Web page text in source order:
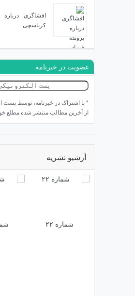
افشاگری
کرباسچی
عضویت در خبرنامه
* با اشتراک در خبرنامه، توسط پست
از آخرین مطالب منتشر شده مطلع
آرشیو نشریه
شماره ۲۲